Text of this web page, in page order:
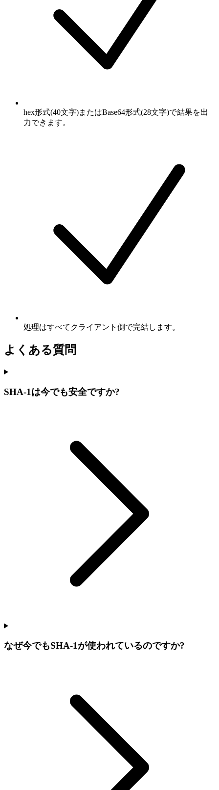
hex形式(40文字)またはBase64形式(28文字)で結果を出
力できます。
処理はすべてクライアント側で完結します。
よくある質問
SHA-1は今でも安全ですか?
なぜ今でもSHA-1が使われているのですか?